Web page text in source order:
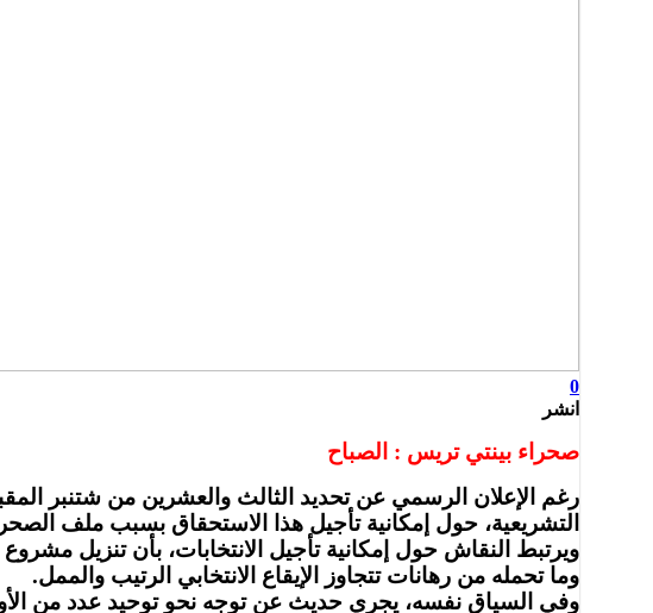
0
انشر
صحراء بينتي تريس : الصباح
رغم الإعلان الرسمي عن تحديد الثالث والعشرين من شتنبر
التشريعية، حول إمكانية تأجيل هذا الاستحقاق بسبب ملف
ويرتبط النقاش حول إمكانية تأجيل الانتخابات، بأن تنزيل
وما تحمله من رهانات تتجاوز الإيقاع الانتخابي الرتيب والممل.